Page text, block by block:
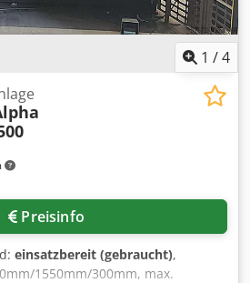
1 /4
Preisinfo
einsatzbereit (gebraucht),
1550mm/300mm, max.